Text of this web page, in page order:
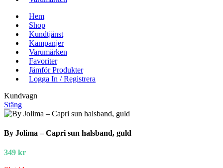
Hem
Shop
Kundtjänst
Kampanjer
Varumärken
Favoriter
Jämför Produkter
Logga In / Registrera
Kundvagn
Stäng
By Jolima – Capri sun halsband, guld
349 kr